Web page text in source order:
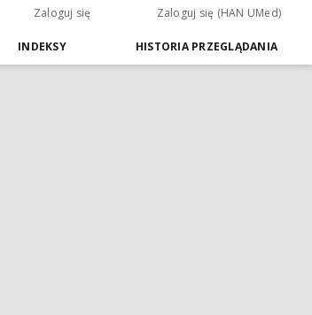
Zaloguj się Zaloguj się (HAN UMed)
INDEKSY HISTORIA PRZEGLĄDANIA